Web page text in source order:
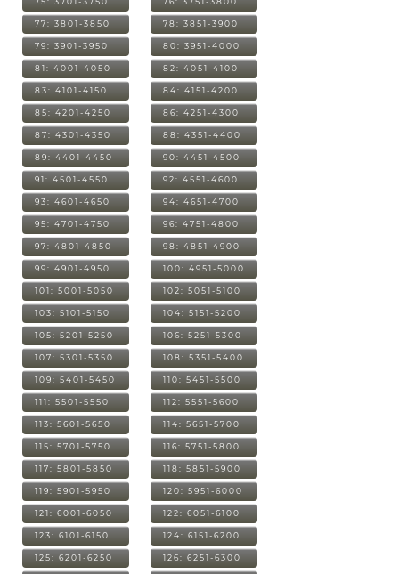
77: 3801-3850 78: 3851-3900
79: 3901-3950 80: 3951-4000
81: 4001-4050 82: 4051-4100
83: 4101-4150 84: 4151-4200
85: 4201-4250 86: 4251-4300
87: 4301-4350 88: 4351-4400
89: 4401-4450 90: 4451-4500
91: 4501-4550 92: 4551-4600
93: 4601-4650 94: 4651-4700
95: 4701-4750 96: 4751-4800
97: 4801-4850 98: 4851-4900
99: 4901-4950 100: 4951-5000
101: 5001-5050 102: 5051-5100
103: 5101-5150 104: 5151-5200
105: 5201-5250 106: 5251-5300
107: 5301-5350 108: 5351-5400
109: 5401-5450 110: 5451-5500
111: 5501-5550 112: 5551-5600
113: 5601-5650 114: 5651-5700
115: 5701-5750 116: 5751-5800
117: 5801-5850 118: 5851-5900
119: 5901-5950 120: 5951-6000
121: 6001-6050 122: 6051-6100
123: 6101-6150 124: 6151-6200
125: 6201-6250 126: 6251-6300